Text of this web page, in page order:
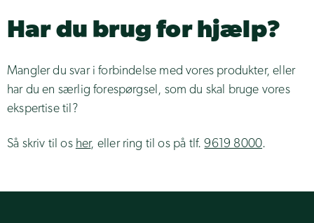
Har du brug for hjælp?
Mangler du svar i forbindelse med vores produkter, eller
har du en særlig forespørgsel, som du skal bruge vores
ekspertise til?
Så skriv til os her, eller ring til os på tlf.9619 8000.